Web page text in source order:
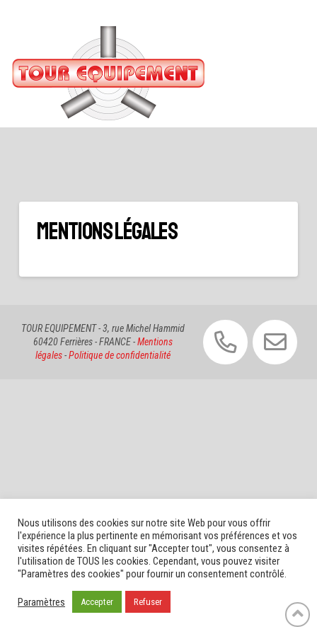
MENTIONS LÉGALES
TOUR EQUIPEMENT - 3, rue Michel Hammid
60420 Ferrières - FRANCE -Mentions
légales-Politique de confidentialité
Nous utilisons des cookies sur notre site Web pour vous offrir
l'expérience la plus pertinente en mémorisant vos préférences et vos
visites répétées. En cliquant sur "Accepter tout", vous consentez à
l'utilisation de TOUS les cookies. Cependant, vous pouvez visiter
"Paramètres des cookies" pour fournir un consentement contrôlé.
Paramètres Accepter Refuser